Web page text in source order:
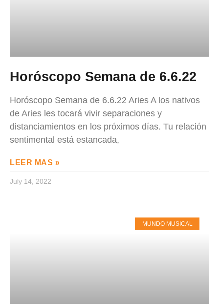
Horóscopo Semana de 6.6.22
Horóscopo Semana de 6.6.22 Aries A los nativos
de Aries les tocará vivir separaciones y
distanciamientos en los próximos días. Tu relación
sentimental está estancada,
LEER MAS »
July 14, 2022
MUNDO MUSICAL